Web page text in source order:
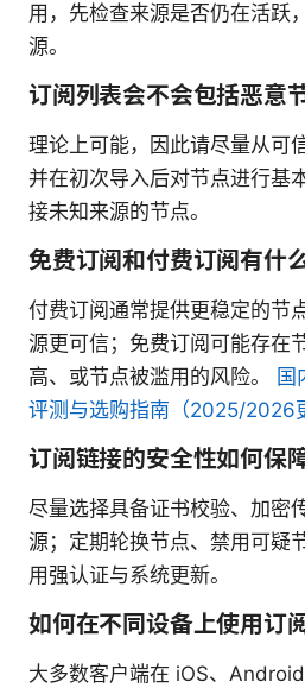
用，先检查来源是否仍在活跃
源。
订阅列表会不会包括恶意
理论上可能，因此请尽量从可
并在初次导入后对节点进行基
接未知来源的节点。
免费订阅和付费订阅有什
付费订阅通常提供更稳定的节
源更可信；免费订阅可能存在
高、或节点被滥用的风险。 国
评测与选购指南（2025/2026
订阅链接的安全性如何保
尽量选择具备证书校验、加密
源；定期轮换节点、禁用可疑
用强认证与系统更新。
如何在不同设备上使用订
大多数客户端在 iOS、